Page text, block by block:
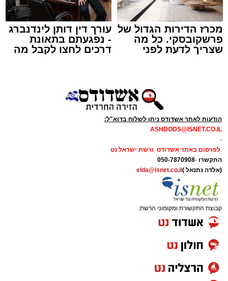
מישאל שי לוי, מוקדן ידידים שקיבל את השיחה,
הזניק מיד כוחות לסיוע. דניאל ברכה, מתנדב
יחידת האופנועים, יחד עם מאיר אבוקרט, מתנדב
במיומנות ובמהירות, וחלצו את התינוק בשלום
וללא שנגרם נזק לכלי הרכב.
דניאל ברכה סיפר על רגעי הדרמה: "בזמן
שחילקתי עלונים בבית הכנסת, קיבלתי את קריאת
החירום. יצאתי מיד למקום ופגשתי באמא שהייתה
בבכי ובהיסטריה מכך שבנה ננעל מול עיניה, בזמן
שעוברי אורח מסביב ניסו להרגיע אותה. בפעולות
חילוץ מהירות בחשכה, הצלחתי להוציא את
התינוק הקטן בשלום. כשדלת הרכב נפתחה,
האם הודתה לי בהתרגשות ואמרה 'איזה כיף שיש
את ידידים'. אין תחושה מספקת וממלאת מזו".
מכרז הדירות הגדול של
פרשקובסקי. כל מה
שצריך לדעת לפני
עורך דין דותן לינדנברג
- נפגעתם בתאונת
דרכים לחצו לקבל מה
הודעות לאתר אשדודס ניתן לשלוח בדוא"ל:
ASHDODS@ISNET.CO.IL
-
לפרסום באתר אשדודס ורשת ישראל נט
התקשרו -
050-7870908
(אלדה נתנאל ) elda@isnet.co.il
קבוצת התקשורת ומקומוני הרשת: